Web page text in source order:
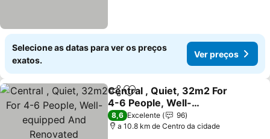
Selecione as datas para ver os preços
exatos.
Ver preços
PartilharAdicionar aos favoritos
Central , Quiet, 32m2 For
4-6 People, Well-
equipped And Renovated
Ver preços
8,6 Excelente
96
a 10.8 km de Centro da cidade